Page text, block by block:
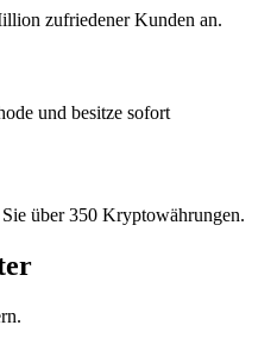
zufriedener Kunden an.
und besitze sofort
über 350 Kryptowährungen.